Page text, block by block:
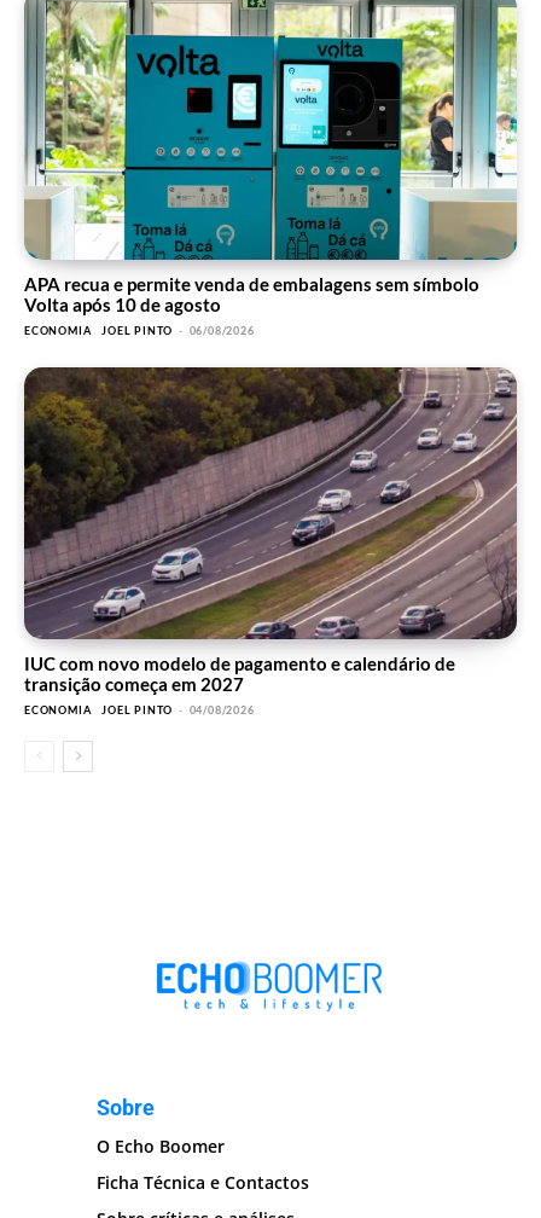
APA recua e permite venda de embalagens sem símbolo
Volta após 10 de agosto
ECONOMIA JOEL PINTO - 06/08/2026
IUC com novo modelo de pagamento e calendário de
transição começa em 2027
ECONOMIA JOEL PINTO - 04/08/2026
Sobre
O Echo Boomer
Ficha Técnica e Contactos